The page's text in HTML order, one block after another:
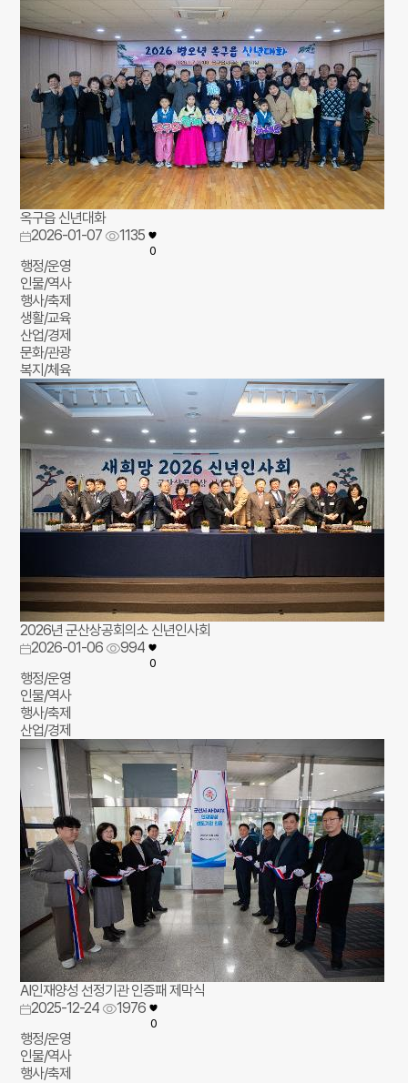
옥구읍 신년대화
2026-01-07
1135
0
행정/운영
인물/역사
행사/축제
생활/교육
산업/경제
문화/관광
복지/체육
2026년 군산상공회의소 신년인사회
2026-01-06
994
0
행정/운영
인물/역사
행사/축제
산업/경제
AI인재양성 선정기관 인증패 제막식
2025-12-24
1976
0
행정/운영
인물/역사
행사/축제